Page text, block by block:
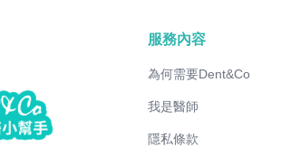
服務內容
為何需要Dent&Co
我是醫師
隱私條款